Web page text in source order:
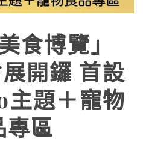
食博覽」
開鑼 首設
題＋寵物
專區